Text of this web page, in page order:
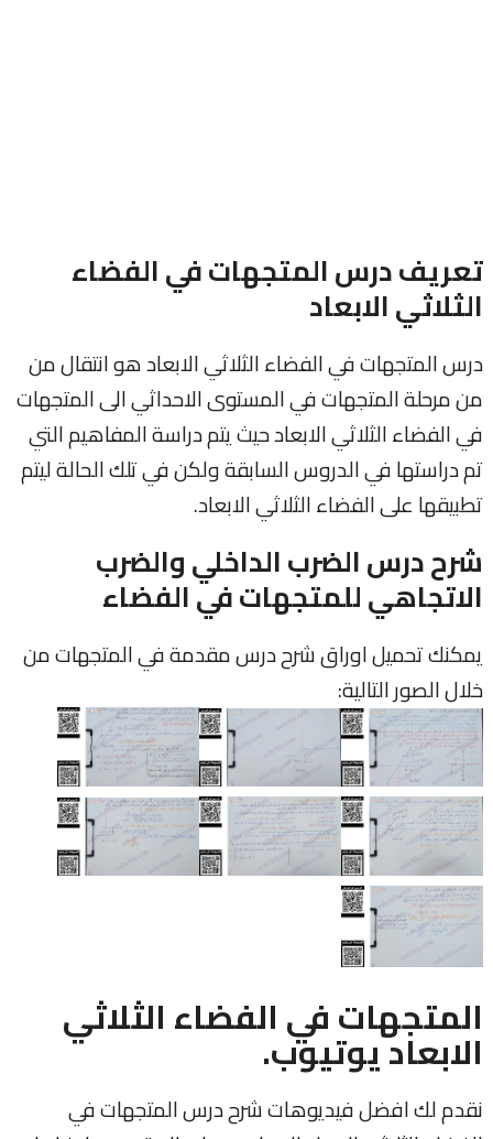
تعريف درس المتجهات في الفضاء
الثلاثي الابعاد
درس المتجهات في الفضاء الثلاثي الابعاد هو انتقال من
من مرحلة المتجهات في المستوى الاحداثي الى المتجهات
في الفضاء الثلاثي الابعاد حيث يتم دراسة المفاهيم التي
تم دراستها في الدروس السابقة ولكن في تلك الحالة ليتم
تطبيقها على الفضاء الثلاثي الابعاد.
شرح درس الضرب الداخلي والضرب
الاتجاهي للمتجهات في الفضاء
يمكنك تحميل اوراق شرح درس مقدمة في المتجهات من
خلال الصور التالية:
المتجهات في الفضاء الثلاثي
الابعاد يوتيوب.
نقدم لك افضل فيديوهات شرح درس المتجهات في